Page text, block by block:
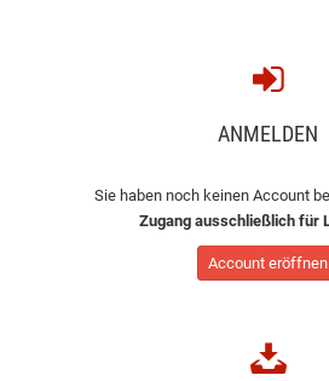
ANMELDEN
Sie haben noch keinen Account
Zugang ausschließlich für
Account eröffnen